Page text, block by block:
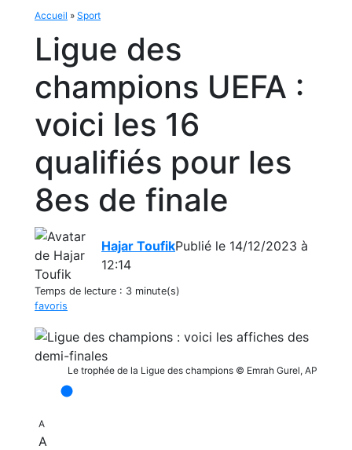
Accueil » Sport
Ligue des
champions UEFA :
voici les 16
qualifiés pour les
8es de finale
Hajar ToufikPublié le 14/12/2023 à
12:14
Temps de lecture : 3 minute(s)
favoris
Le trophée de la Ligue des champions © Emrah Gurel, AP
A
A